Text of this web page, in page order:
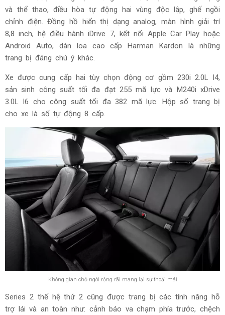
và thể thao, điều hòa tự động hai vùng độc lập, ghế ngồi
chỉnh điện. Đồng hồ hiển thị dạng analog, màn hình giải trí
8,8 inch, hệ điều hành iDrive 7, kết nối Apple Car Play hoặc
Android Auto, dàn loa cao cấp Harman Kardon là những
trang bị đáng chú ý khác.
Xe được cung cấp hai tùy chọn động cơ gồm 230i 2.0L I4,
sản sinh công suất tối đa đạt 255 mã lực và M240i xDrive
3.0L I6 cho công suất tối đa 382 mã lực. Hộp số trang bị
cho xe là số tự động 8 cấp.
Không gian chỗ ngòi rộng rãi mang lại sự thoải mái
Series 2 thế hệ thứ 2 cũng được trang bị các tính năng hỗ
trợ lái và an toàn như: cảnh báo va chạm phía trước, chệch